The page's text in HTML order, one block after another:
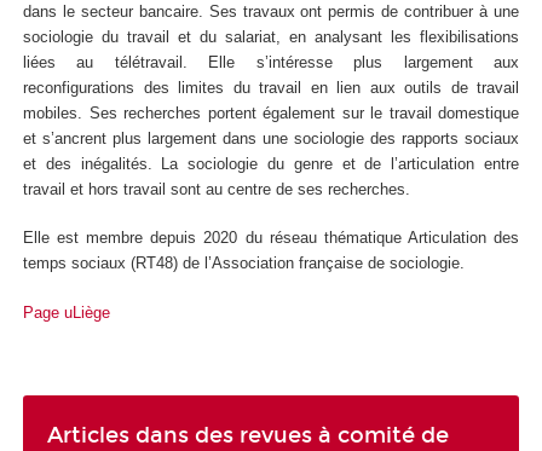
dans le secteur bancaire. Ses travaux ont permis de contribuer à une
sociologie du travail et du salariat, en analysant les flexibilisations
liées au télétravail. Elle s’intéresse plus largement aux
reconfigurations des limites du travail en lien aux outils de travail
mobiles. Ses recherches portent également sur le travail domestique
et s’ancrent plus largement dans une sociologie des rapports sociaux
et des inégalités. La sociologie du genre et de l’articulation entre
travail et hors travail sont au centre de ses recherches.
Elle est membre depuis 2020 du réseau thématique Articulation des
temps sociaux (RT48) de l’Association française de sociologie.
Page uLiège
Articles dans des revues à comité de